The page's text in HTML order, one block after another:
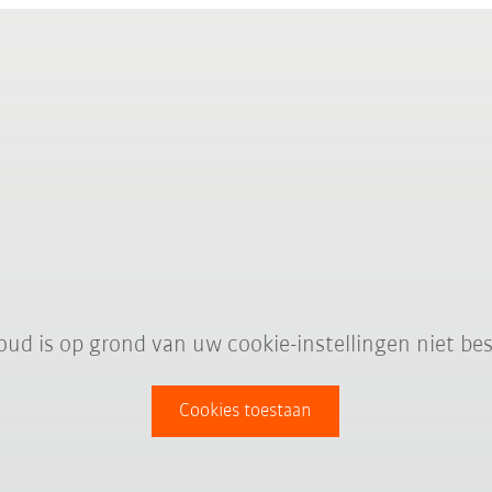
is op grond van uw cookie-instellingen niet
Cookies toestaan